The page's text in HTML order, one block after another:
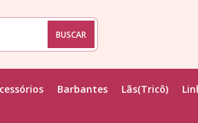
BUSCAR
Barbantes Lãs(Tricô)